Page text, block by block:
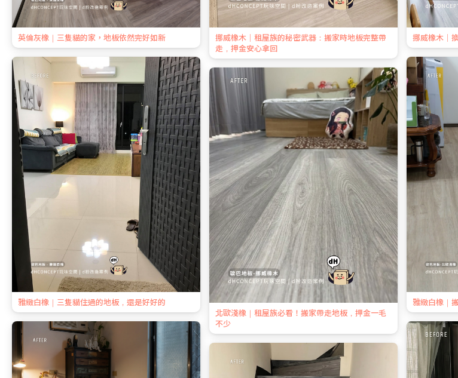
英倫灰橡｜三隻貓的家，地板依然完好如新
挪威橡木｜租屋族的秘密武器：搬家時地板完整帶
走，押金安心拿回
挪威橡木｜
雅緻白橡｜三隻貓住過的地板，還是好好的
北歐淺橡｜租屋族必看！搬家帶走地板，押金一毛
不少
雅緻白橡｜